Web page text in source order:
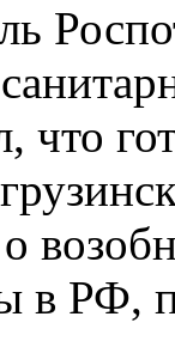
что
в РФ,